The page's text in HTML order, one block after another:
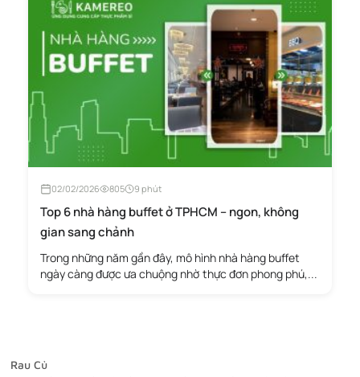
02/02/2026 805 9 phút
Top 6 nhà hàng buffet ở TPHCM – ngon, không
gian sang chảnh
Trong những năm gần đây, mô hình nhà hàng buffet
ngày càng được ưa chuộng nhờ thực đơn phong phú,...
Rau Củ